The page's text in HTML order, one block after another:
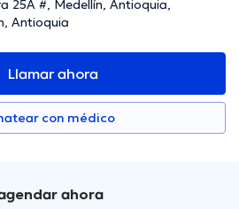
25A #, Medellín, Antioquia,
Antioquia
Llamar ahora
con médico
ahora